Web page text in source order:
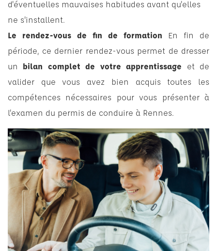
d'éventuelles mauvaises habitudes avant qu'elles
ne s'installent.
Le rendez-vous de fin de formation En fin de
période, ce dernier rendez-vous permet de dresser
un bilan complet de votre apprentissage et de
valider que vous avez bien acquis toutes les
compétences nécessaires pour vous présenter à
l'examen du permis de conduire à Rennes.